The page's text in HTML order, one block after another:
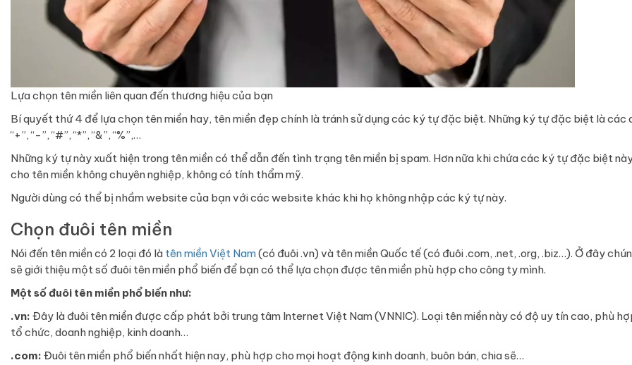
Lựa chọn tên miền liên quan đến thương hiệu của bạn
Bí quyết thứ 4 để lựa chọn tên miền hay, tên miền đẹp chính là tránh sử dụng các ký tự đặc biệt. Những ký tự đặc biệt là các
“+”, “-”, “#”, “*”, “&”, “%”,…
Những ký tự này xuất hiện trong tên miền có thể dẫn đến tình trạng tên miền bị spam. Hơn nữa khi chứa các ký tự đặc biệt
cho tên miền không chuyên nghiệp, không có tính thẩm mỹ.
Người dùng có thể bị nhầm website của bạn với các website khác khi họ không nhập các ký tự này.
Chọn đuôi tên miền
Nói đến tên miền có 2 loại đó là tên miền Việt Nam(có đuôi .vn) và tên miền Quốc tế (có đuôi .com, .net, .org, .biz…). Ở đây
sẽ giới thiệu một số đuôi tên miền phổ biến để bạn có thể lựa chọn được tên miền phù hợp cho công ty mình.
Một số đuôi tên miền phổ biến như:
.vn: Đây là đuôi tên miền được cấp phát bởi trung tâm Internet Việt Nam (VNNIC). Loại tên miền này có độ uy tín cao, phù
tổ chức, doanh nghiệp, kinh doanh…
.com: Đuôi tên miền phổ biến nhất hiện nay, phù hợp cho mọi hoạt động kinh doanh, buôn bán, chia sẽ…